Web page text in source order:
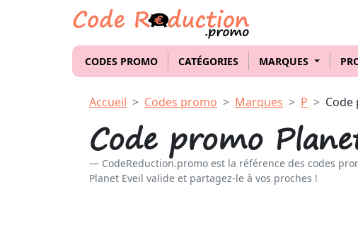
CODES PROMO CATÉGORIES MARQUES
Accueil Codes promo Marques P Code
Code promo
CodeReduction.promo est la référence des codes
Planet Eveil valide et partagez-le à vos proches !